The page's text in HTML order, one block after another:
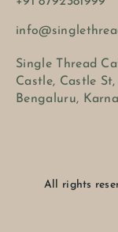
Single Thread
Castle, Castle
Bengaluru,
All rights